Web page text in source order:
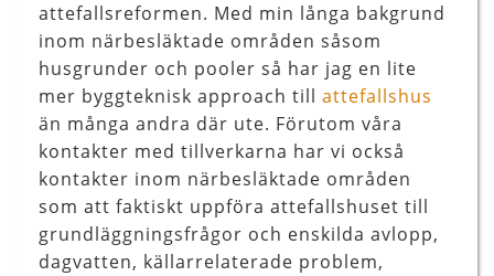
attefallsreformen. Med min långa bakgrund
inom närbesläktade områden såsom
husgrunder och pooler så har jag en lite
mer byggteknisk approach till attefallshus
än många andra där ute. Förutom våra
kontakter med tillverkarna har vi också
kontakter inom närbesläktade områden
som att faktiskt uppföra attefallshuset till
grundläggningsfrågor och enskilda avlopp,
dagvatten, källarrelaterade problem,